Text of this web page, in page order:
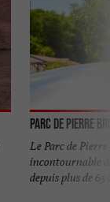
Parc de Pierre
Le Parc de
incontournable
depuis plus de 65